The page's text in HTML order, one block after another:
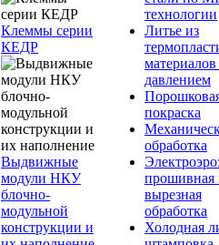
Клеммы серии
КЕДР
Выдвижные
модули НКУ
блочно-
модульной
конструкции и
технологии
Литье из
давлением
покраска
обработка
прошивная
вырезная
обработка
Холодная